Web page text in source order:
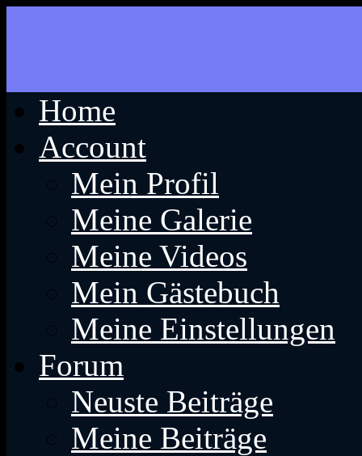
Home
Account
Mein Profil
Meine Galerie
Meine Videos
Mein Gästebuch
Meine Einstellungen
Forum
Neuste Beiträge
Meine Beiträge